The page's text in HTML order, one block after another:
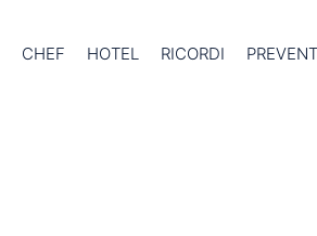
CHEF HOTEL RICORDI